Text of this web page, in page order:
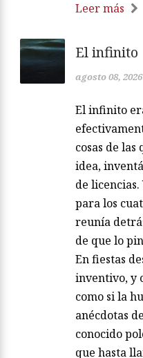
Leer más
El infinito
agosto 08, 2026
El infinito
cosas de
idea,
de
para los
reunía
de que lo
En fiestas
inventivo, y
como si la
anécdotas
conocido
que hasta